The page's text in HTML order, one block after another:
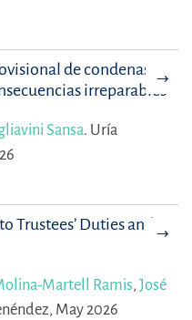
de condenas no
irreparables
Sansa. Uría
Trustees’ Duties and
Martell Ramis, José
May 2026